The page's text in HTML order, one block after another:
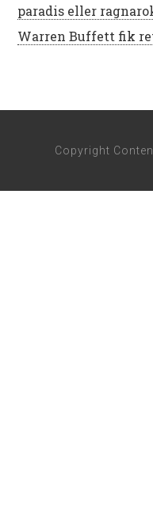
paradis eller
Warren Buffett fik
Copyright